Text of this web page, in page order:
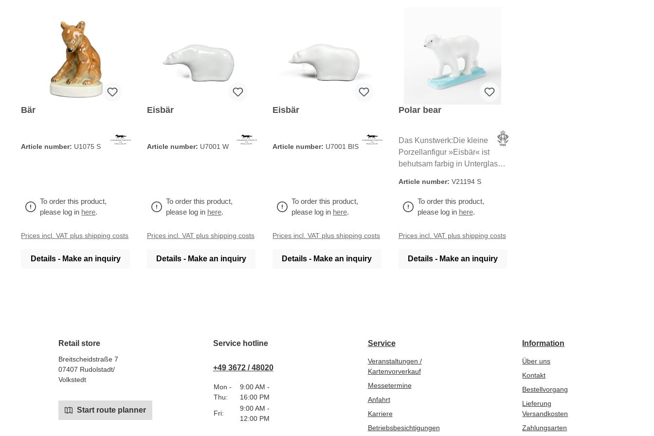
Bär
Article number: U1075 S
To order this product,
please log in here.
Prices incl. VAT plus shipping costs
Details - Make an inquiry
Eisbär
Article number: U7001 W
To order this product,
please log in here.
Prices incl. VAT plus shipping costs
Details - Make an inquiry
Eisbär
Article number: U7001 BIS
To order this product,
please log in here.
Prices incl. VAT plus shipping costs
Details - Make an inquiry
Polar bear
Das Kunstwerk:Die kleine
Porzellanfigur »Eisbär« ist
behutsam farbig in Unterglasur
typischen Technik. Ein kleines
dekoratives Schmuckstück.
Porzellan werden in unseren
Deutschland hergestellt.
Article number: V21194 S
To order this product,
please log in here.
Prices incl. VAT plus shipping costs
Details - Make an inquiry
Retail store
Breitscheidstraße 7
07407 Rudolstadt/
Volkstedt
Start route planner
Service hotline
+49 3672 / 48020
Mon -
Thu:
9:00 AM -
16:00 PM
Fri:
9:00 AM -
12:00 PM
Service
Veranstaltungen /
Kartenvorverkauf
Messetermine
Anfahrt
Karriere
Betriebsbesichtigungen
Information
Über uns
Kontakt
Bestellvorgang
Lieferung
Versandkosten
Zahlungsarten